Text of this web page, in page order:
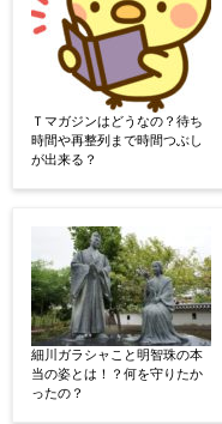
Ｔマガジンはどうなの？待ち
時間や再整列まで時間つぶし
が出来る？
細川ガラシャこと明智珠の本
当の姿とは！？何を守りたか
ったの？